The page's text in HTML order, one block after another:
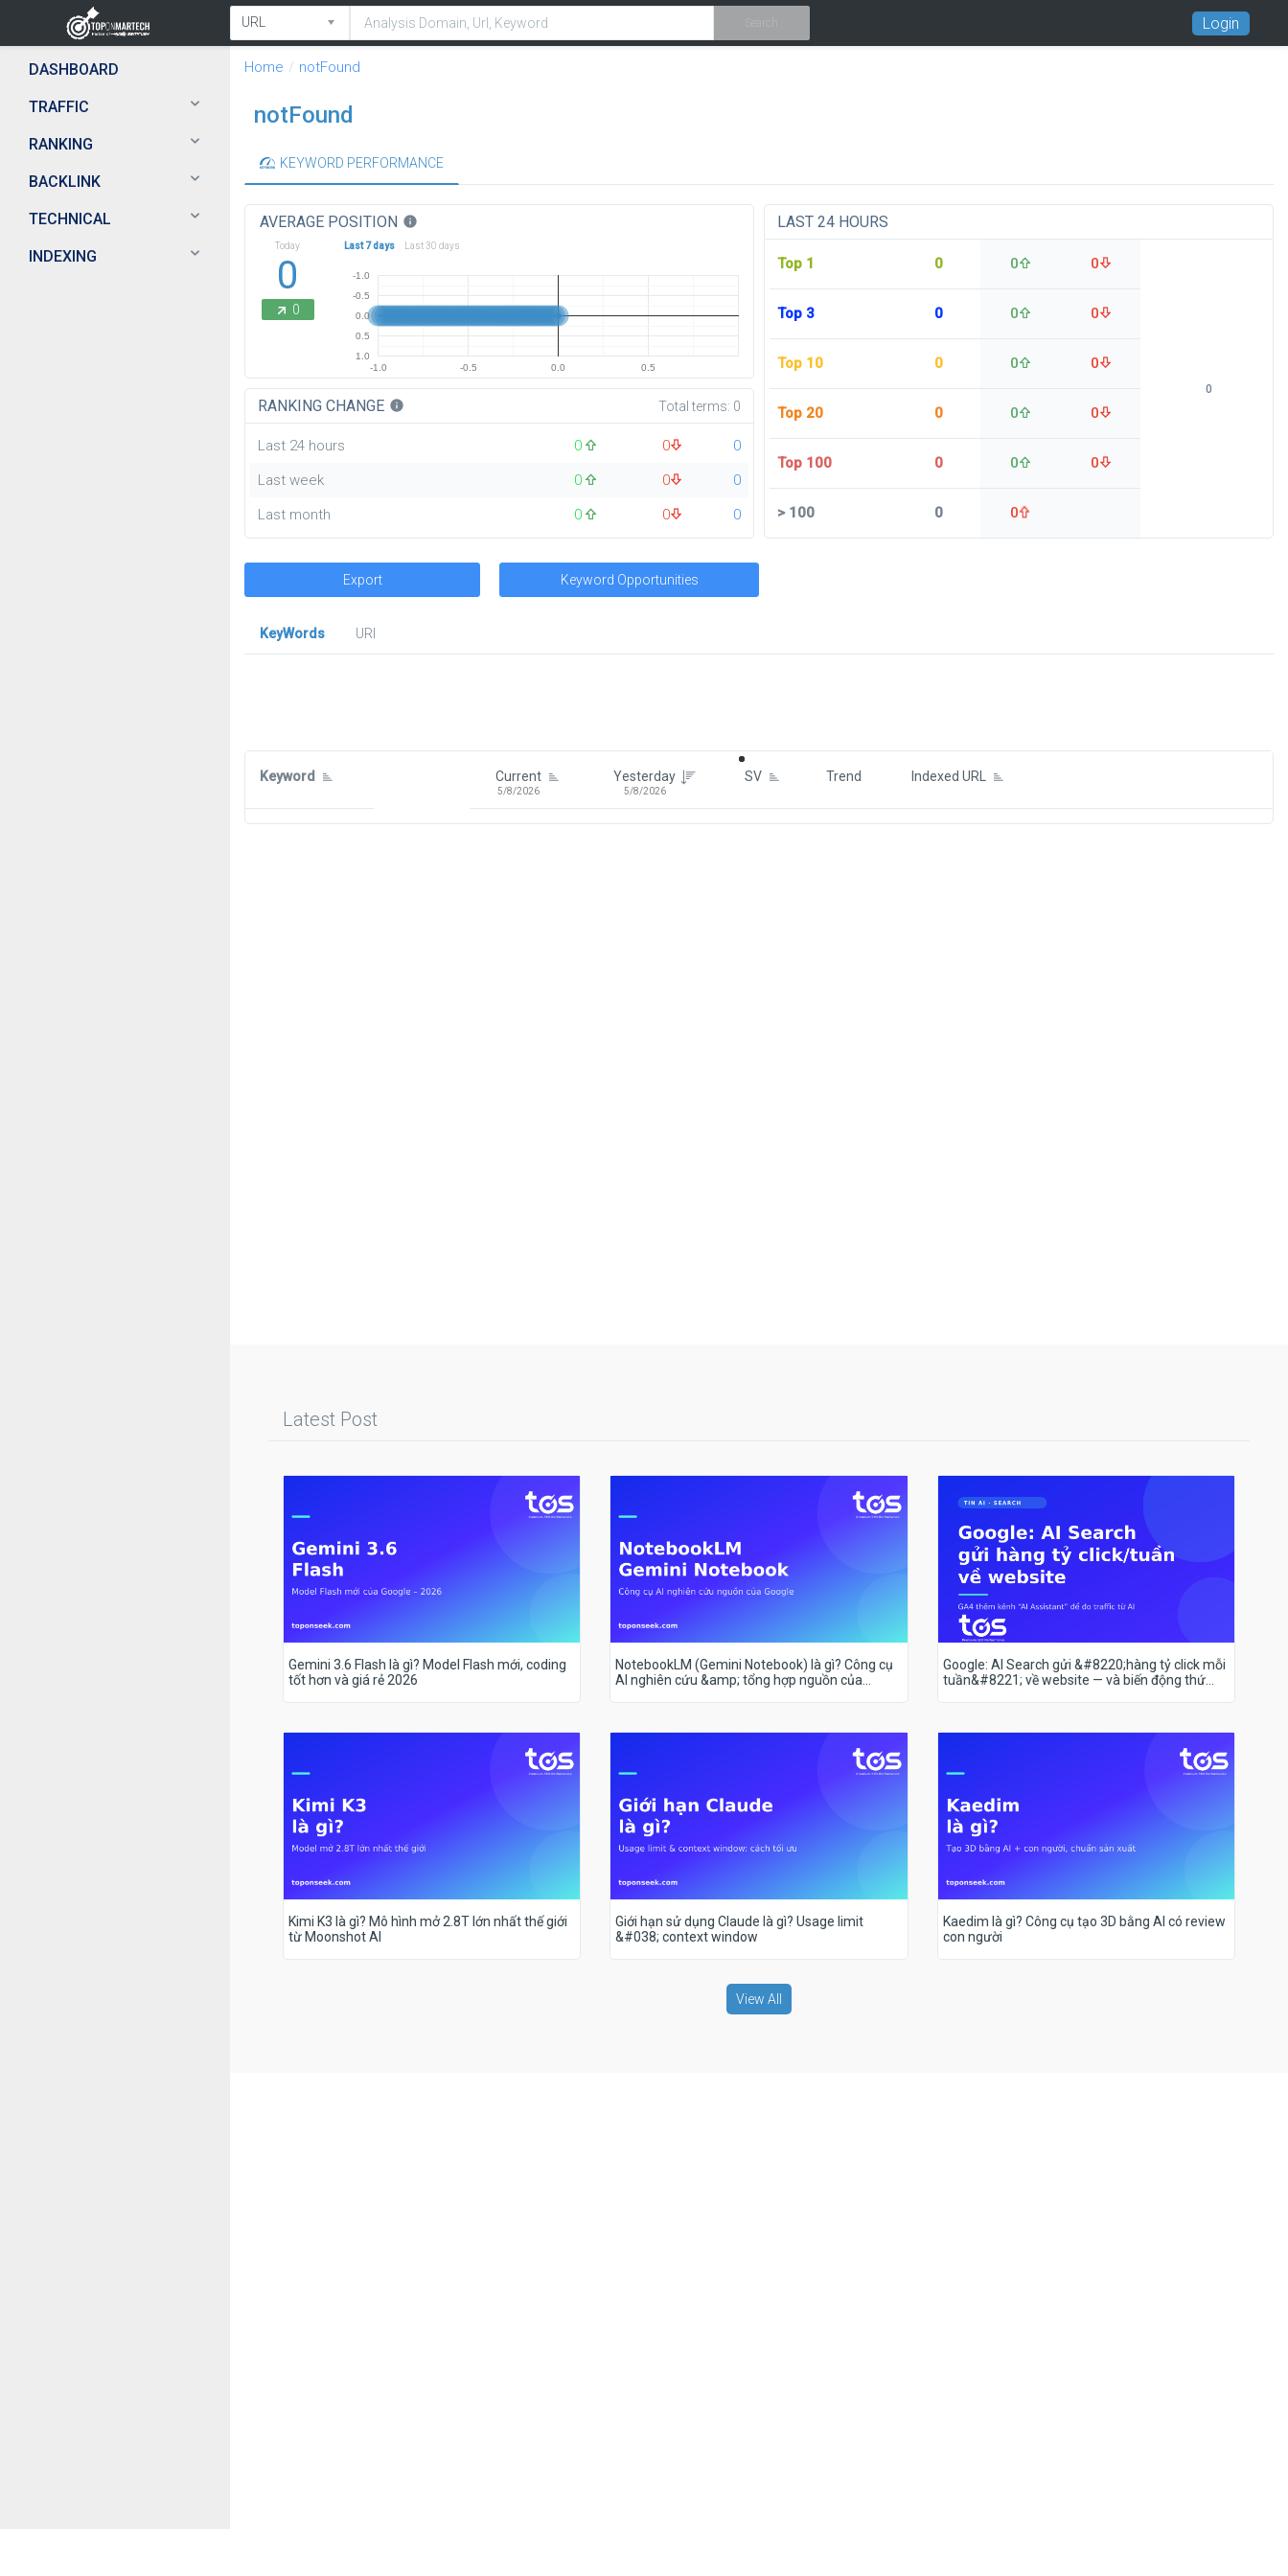
Login
DASHBOARD
TRAFFIC
RANKING
BACKLINK
TECHNICAL
INDEXING
Home notFound
notFound
KEYWORD PERFORMANCE
AVERAGE POSITION info
Today
0
0
Last 7 days Last 30 days
-1.0 -0.5 0.0 0.5
-1.0
-0.5
0.0
0.5
1.0
RANKING CHANGE info Total terms: 0
Last 24 hours 0 0
0
Last week
0 0
0
Last month
0 0 0
LAST 24 HOURS
Top 1 0 0 0
Top 3 0 0 0
Top 10 0 0 0
Top 20 0 0 0
Top 100 0 0 0
>100 0 0
0
Export Keyword Opportunities
KeyWords
URl
Keyword Current
5/8/2026
Yesterday
5/8/2026
SV Trend Indexed URL
Latest Post
Gemini 3.6 Flash là gì? Model Flash mới, coding
tốt hơn và giá rẻ 2026
NotebookLM (Gemini Notebook) là gì? Công cụ
AI nghiên cứu &amp; tổng hợp nguồn của
Google: AI Search gửi &#8220;hàng tỷ click mỗi
tuần&#8221; về website — và biến động thứ
Kimi K3 là gì? Mô hình mở 2.8T lớn nhất thế giới
từ Moonshot AI
Giới hạn sử dụng Claude là gì? Usage limit
&#038; context window
Kaedim là gì? Công cụ tạo 3D bằng AI có review
con người
View All